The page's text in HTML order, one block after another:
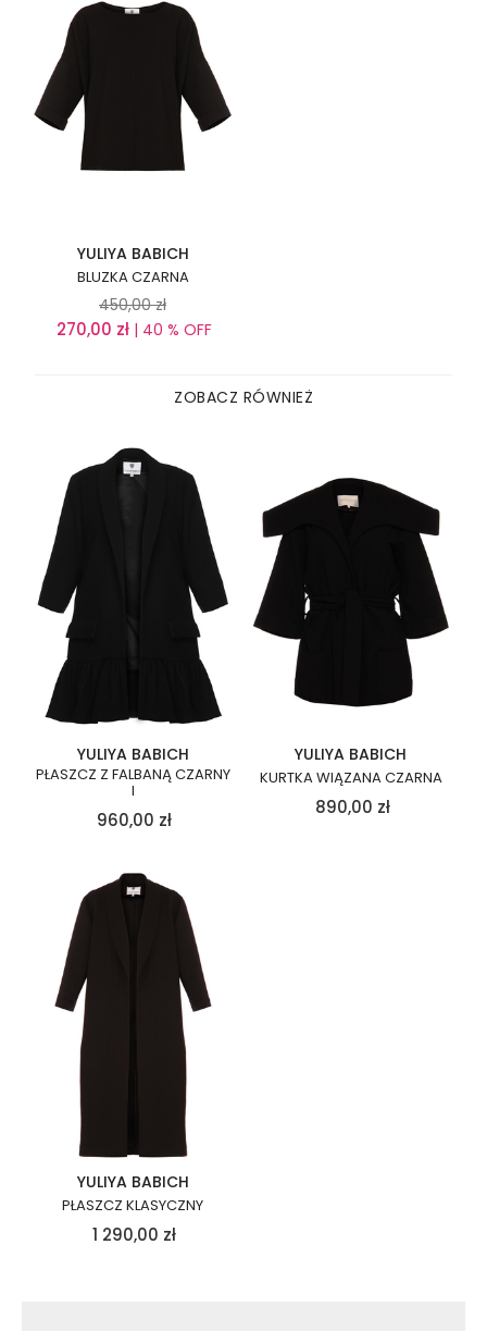
YULIYA BABICH
BLUZKA CZARNA
450,00 zł
270,00 zł | 40 % OFF
ZOBACZ RÓWNIEŻ
YULIYA BABICH
PŁASZCZ Z FALBANĄ CZARNY
I
960,00 zł
YULIYA BABICH
KURTKA WIĄZANA CZARNA
890,00 zł
YULIYA BABICH
PŁASZCZ KLASYCZNY
1 290,00 zł